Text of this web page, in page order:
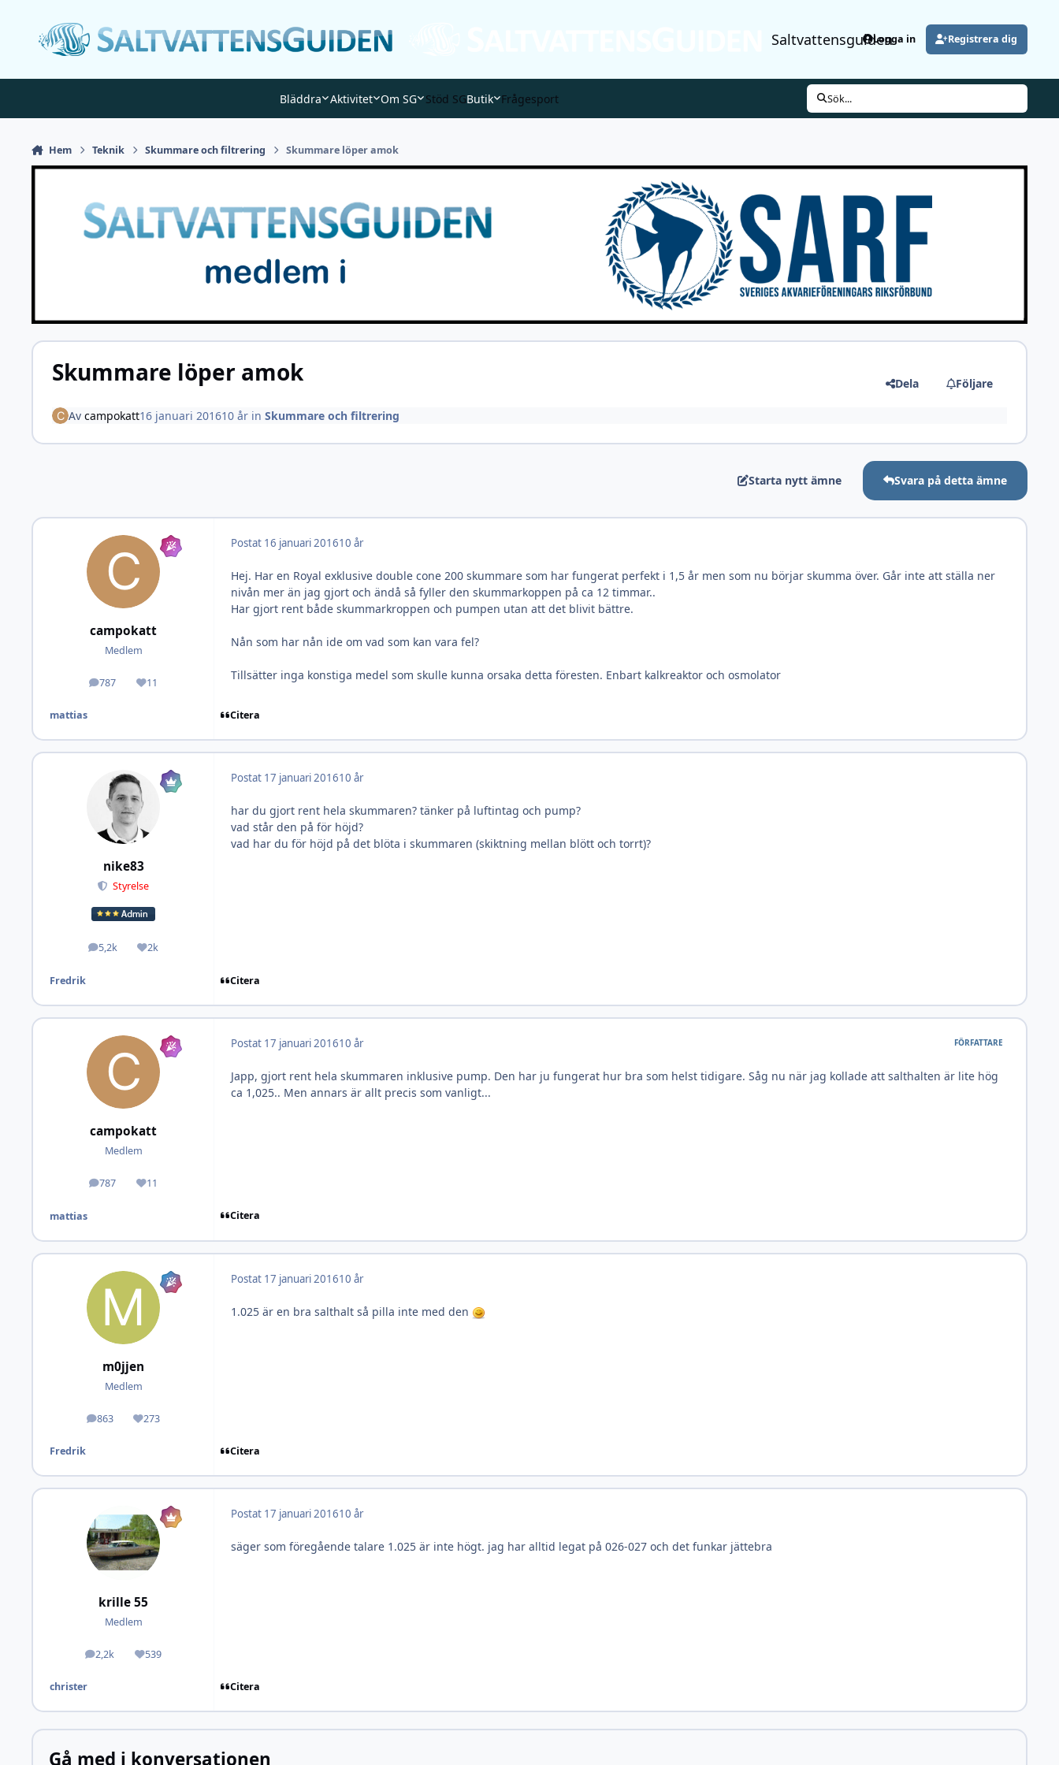
SaltvattensguidenLogga in Registrera dig
Bläddra Aktivitet Om SG Stöd SGButik Frågesport Sök...
Hem Teknik Skummare och filtrering Skummare löper amok
Skummare löper amok Dela Följare
Av campokatt16 januari 201610 årin Skummare och filtrering
Starta nytt ämne Svara på detta ämne
campokatt
Medlem
787
Inlägg 11
Omdöme
mattias
Postat 16 januari 201610 år
Hej. Har en Royal exklusive double cone 200 skummare som har fungerat perfekt i 1,5 år men som nu börjar skumma över. Går inte att ställa ner
nivån mer än jag gjort och ändå så fyller den skummarkoppen på ca 12 timmar..
Har gjort rent både skummarkroppen och pumpen utan att det blivit bättre.
Nån som har nån ide om vad som kan vara fel?
Tillsätter inga konstiga medel som skulle kunna orsaka detta föresten. Enbart kalkreaktor och osmolator
Citera
nike83
Styrelse
5,2k
Inlägg 2k
Omdöme
Fredrik
Postat 17 januari 201610 år
har du gjort rent hela skummaren? tänker på luftintag och pump?
vad står den på för höjd?
vad har du för höjd på det blöta i skummaren (skiktning mellan blött och torrt)?
Citera
campokatt
Medlem
787
Inlägg 11
Omdöme
mattias
Postat 17 januari 201610 år FÖRFATTARE
Japp, gjort rent hela skummaren inklusive pump. Den har ju fungerat hur bra som helst tidigare. Såg nu när jag kollade att salthalten är lite hög
ca 1,025.. Men annars är allt precis som vanligt...
Citera
m0jjen
Medlem
863
Inlägg 273
Omdöme
Fredrik
Postat 17 januari 201610 år
1.025 är en bra salthalt så pilla inte med den
Citera
krille 55
Medlem
2,2k
Inlägg 539
Omdöme
christer
Postat 17 januari 201610 år
säger som föregående talare 1.025 är inte högt. jag har alltid legat på 026-027 och det funkar jättebra
Citera
Gå med i konversationen